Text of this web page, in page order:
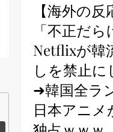
【海外の
「不正だら
Netflixが韓
しを禁止に
➜韓国全ラ
日本アニメ